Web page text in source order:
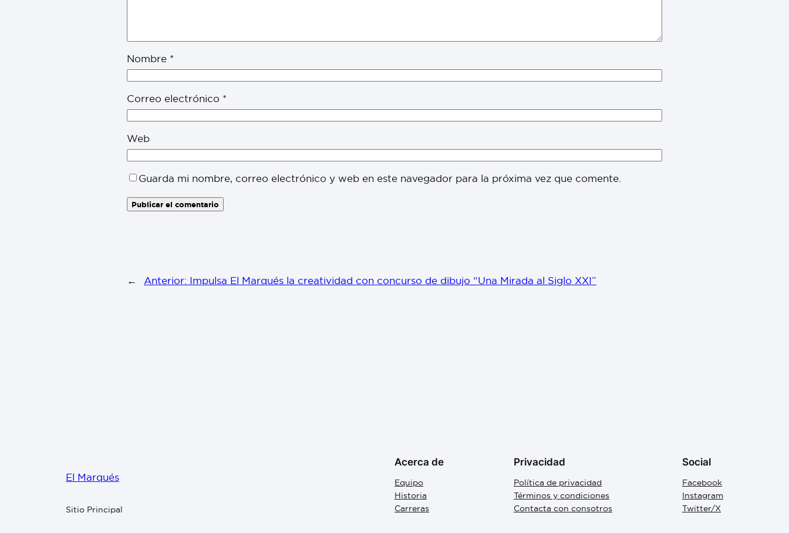
Nombre *
Correo electrónico *
Web
Guarda mi nombre, correo electrónico y web en este navegador para la próxima vez que comente.
← Anterior: Impulsa El Marqués la creatividad con concurso de dibujo “Una Mirada al Siglo XXI”
El Marqués
Sitio Principal
Acerca de
Equipo
Historia
Carreras
Privacidad
Política de privacidad
Términos y condiciones
Contacta con consotros
Social
Facebook
Instagram
Twitter/X